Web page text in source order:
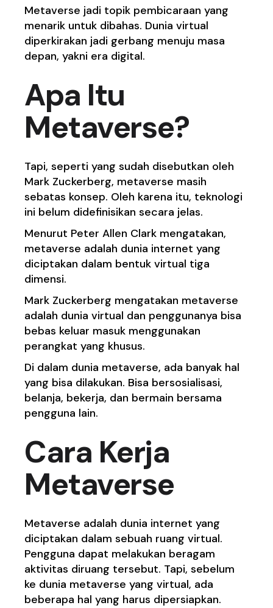
Metaverse jadi topik pembicaraan yang
menarik untuk dibahas. Duniavirtual
diperkirakan jadi gerbang menuju masa
depan, yakni era digital.
Apa Itu
Metaverse?
Tapi, seperti yang sudah disebutkan oleh
Mark Zuckerberg, metaverse masih
sebatas konsep. Oleh karena itu, teknologi
ini belum didefinisikan secara jelas.
Menurut Peter Allen Clark mengatakan,
metaverse adalah dunia internetyang
diciptakan dalam bentuk virtual tiga
dimensi.
Mark Zuckerberg mengatakan metaverse
adalah dunia virtual dan penggunanya bisa
bebas keluar masuk menggunakan
perangkat yang khusus.
Di dalam dunia metaverse, ada banyak hal
yang bisa dilakukan. Bisa bersosialisasi,
belanja, bekerja, dan bermain bersama
pengguna lain.
Cara Kerja
Metaverse
Metaverse adalah dunia internet yang
diciptakan dalam sebuah ruang virtual.
Pengguna dapat melakukan beragam
aktivitas diruang tersebut. Tapi, sebelum
ke dunia metaverse yang virtual, ada
beberapa hal yang harus dipersiapkan.